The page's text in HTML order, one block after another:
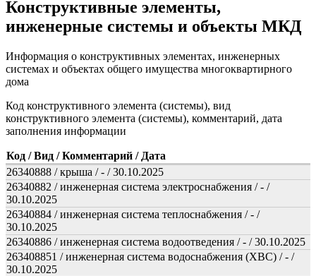
Конструктивные элементы,
инженерные системы и объекты МКД
Информация о конструктивных элементах, инженерных
системах и объектах общего имущества многоквартирного
дома
Код конструктивного элемента (системы), вид
конструктивного элемента (системы), комментарий, дата
заполнения информации
Код / Вид / Комментарий / Дата
26340888 / крыша / - / 30.10.2025
26340882 / инженерная система электроснабжения / - /
30.10.2025
26340884 / инженерная система теплоснабжения / - /
30.10.2025
26340886 / инженерная система водоотведения / - / 30.10.2025
263408851 / инженерная система водоснабжения (ХВС) / - /
30.10.2025